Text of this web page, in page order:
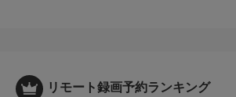
リモート録画予約ランキング